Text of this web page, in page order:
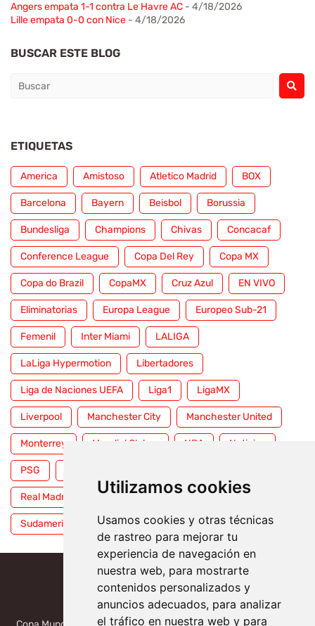
Utilizamos cookies
Usamos cookies y otras técnicas
de rastreo para mejorar tu
experiencia de navegación en
nuestra web, para mostrarte
contenidos personalizados y
anuncios adecuados, para analizar
el tráfico en nuestra web y para
Angers empata 1-1 contra Le Havre AC - 4/18/2026
Lille empata 0-0 con Nice - 4/18/2026
BUSCAR ESTE BLOG
ETIQUETAS
America Amistoso Atletico Madrid BOX
Barcelona Bayern Beisbol Borussia
Bundesliga Champions Chivas Concacaf
Conference League Copa Del Rey Copa MX
Copa do Brazil CopaMX Cruz Azul EN VIVO
Eliminatorias Europa League Europeo Sub-21
Femenil Inter Miami LALIGA
LaLiga Hypermotion Libertadores
Liga de Naciones UEFA Liga1 LigaMX
Liverpool Manchester City Manchester United
Monterrey Mundial Clubes NBA Noticias
PSG
Real Madrid Selección Mexicana Serie A
Sudamericana Tigres Toluca UFC WWE